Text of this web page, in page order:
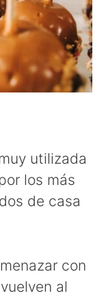
utilizada
los más
de casa
con
al